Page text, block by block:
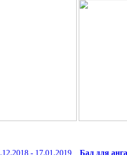
- 17.01.2019 Бал для